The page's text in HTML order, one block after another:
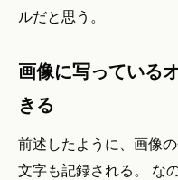
ルだと思う。
画像に写っている
きる
前述したように、画像
文字も記録される。 な